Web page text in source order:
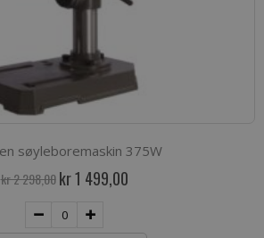
søyleboremaskin 375W
kr 2 298,00 Spesialpris
kr 1 499,00